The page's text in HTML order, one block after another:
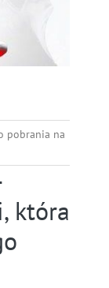
pobrania na
która